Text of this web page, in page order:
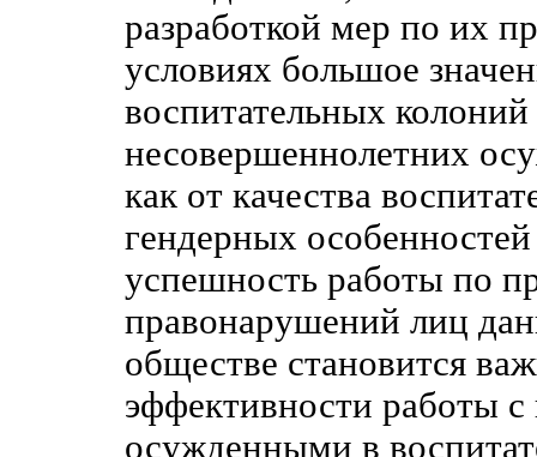
разработкой мер по их
условиях большое
воспитательных
несовершеннолетних
как от качества
гендерных
успешность работы по
правонарушений лиц
обществе становится
эффективности работы
осужденными в